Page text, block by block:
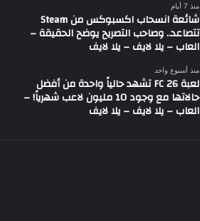
منذ 7 أيام
شائعة انسحاب اكسبوكس من Steam
تتصاعد.. وصاحب التصريح يوضح الحقيقة –
العاب – يلا لايف – يلا لايف
منذ أسبوع واحد
لعبة FC 26 تشهد حالياً واحدة من أفضل
حالاتها مع وجود 10 مليون لاعب شهرياً! –
العاب – يلا لايف – يلا لايف